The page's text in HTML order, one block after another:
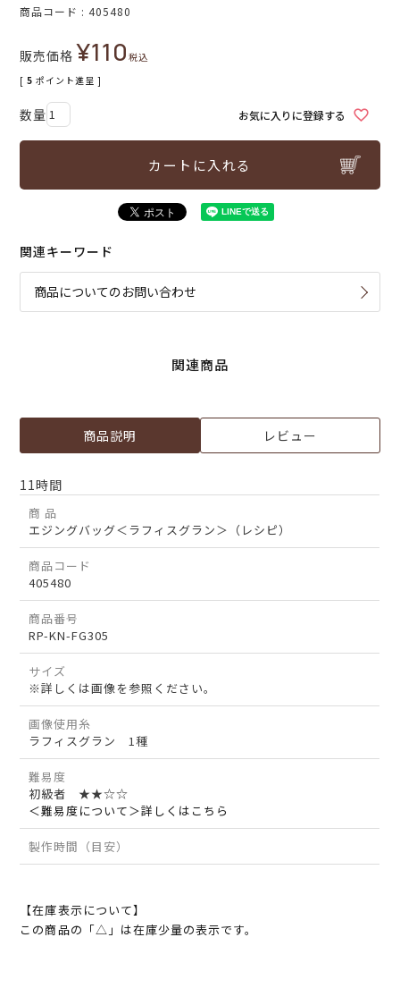
商品コード 405480
販売価格 ¥110税込
[ 5 ポイント進呈 ]
お気に入りに登録する
カートに入れる
関連キーワード
商品についてのお問い合わせ
関連商品
商品説明 レビュー
11時間
商 品
エジングバッグ＜ラフィスグラン＞（レシピ）
商品コード
405480
商品番号
RP-KN-FG305
サイズ
※詳しくは画像を参照ください。
画像使用糸
ラフィスグラン 1種
難易度
初級者 ★★☆☆
＜難易度について＞詳しくはこちら
製作時間（目安）
【在庫表示について】
この商品の「△」は在庫少量の表示です。